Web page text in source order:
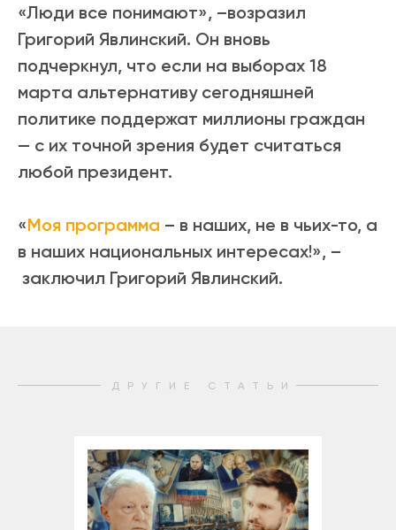
«Люди все понимают», –возразил
Григорий Явлинский. Он вновь
подчеркнул, что если на выборах 18
марта альтернативу сегодняшней
политике поддержат миллионы граждан
— с их точной зрения будет считаться
любой президент.
«Моя программа – в наших, не в чьих-то, а
в наших национальных интересах!», –
заключил Григорий Явлинский.
ДРУГИЕ СТАТЬИ